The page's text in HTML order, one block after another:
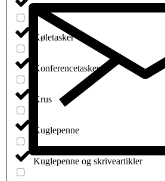
Køkkengrej
Køletasker
Konferencetasker
Krus
Kuglepenne
Kuglepenne og skriveartikler